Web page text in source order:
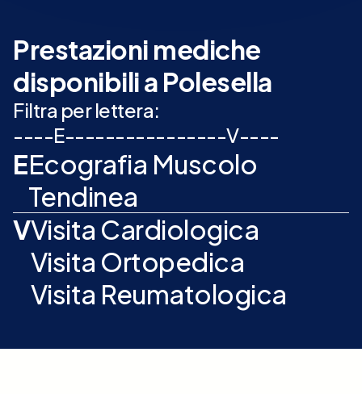
Prestazioni mediche
disponibili a Polesella
Filtra per lettera:
----E----------------V----
EEcografia Muscolo
Tendinea
VVisita Cardiologica
Visita Ortopedica
Visita Reumatologica